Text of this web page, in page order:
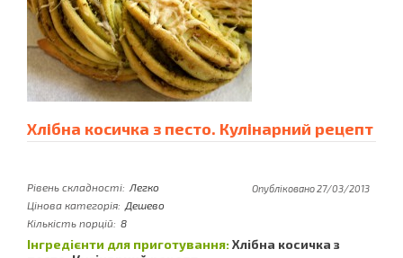
Хлібна косичка з песто. Кулінарний рецепт
Рівень складності: Легко
Цінова категорія: Дешево
Кількість порцій: 8
Опубліковано 27/03/2013
Інгредієнти для приготування:Хлібна косичка з